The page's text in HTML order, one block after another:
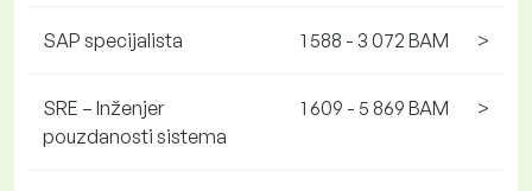
SAP specijalista 1 588 - 3 072 BAM >
SRE – Inženjer
pouzdanosti sistema
1 609 - 5 869 BAM >